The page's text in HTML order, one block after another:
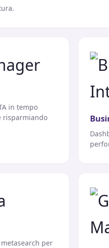
in tempo
risparmiando
per